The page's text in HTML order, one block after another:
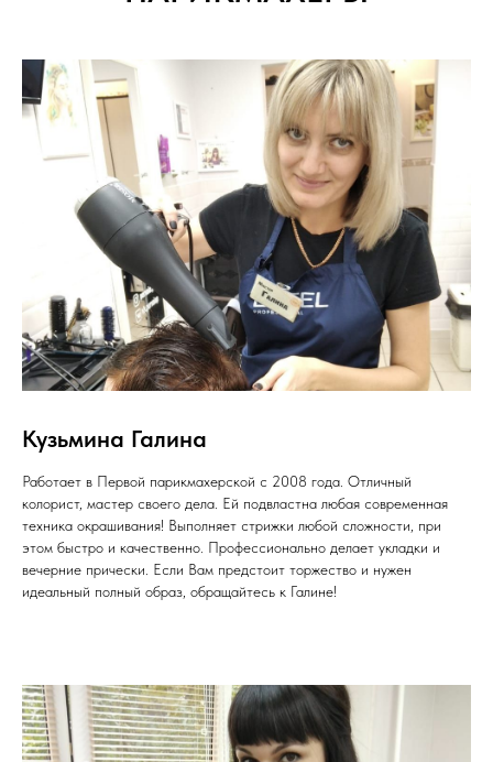
Кузьмина Галина
Работает в Первой парикмахерской с 2008 года. Отличный
колорист, мастер своего дела. Ей подвластна любая современная
техника окрашивания! Выполняет стрижки любой сложности, при
этом быстро и качественно. Профессионально делает укладки и
вечерние прически. Если Вам предстоит торжество и нужен
идеальный полный образ, обращайтесь к Галине!